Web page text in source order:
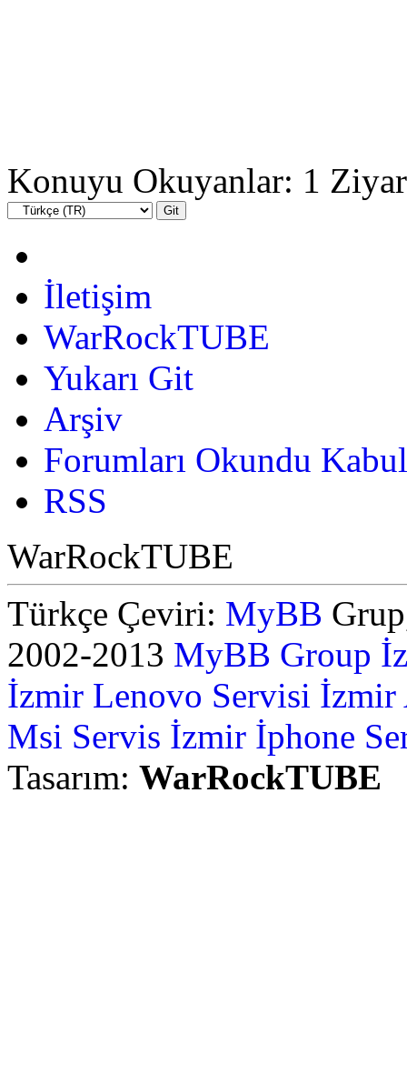
Konuyu Okuyanlar: 1
İletişim
WarRockTUBE
Yukarı Git
Arşiv
Forumları Okundu
RSS
WarRockTUBE
Türkçe Çeviri: MyBB
2002-2013 MyBB Group
İzmir Lenovo Servisi İzmir
Msi Servis İzmir İphone
Tasarım: WarRockTUBE